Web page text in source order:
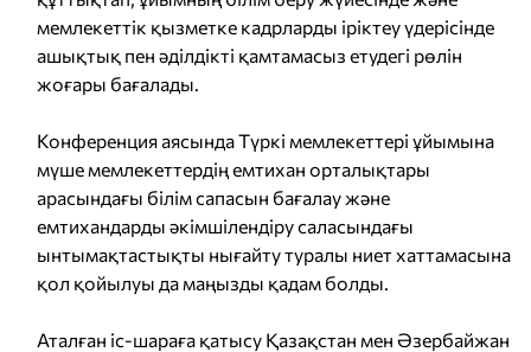
мемлекеттік қызметке кадрларды іріктеу үдерісінде
ашықтық пен әділдікті қамтамасыз етудегі рөлін
жоғары бағалады.
Конференция аясында Түркі мемлекеттері ұйымына
мүше мемлекеттердің емтихан орталықтары
арасындағы білім сапасын бағалау және
емтихандарды әкімшілендіру саласындағы
ынтымақтастықты нығайту туралы ниет хаттамасына
қол қойылуы да маңызды қадам болды.
Аталған іс-шараға қатысу Қазақстан мен Әзербайжан